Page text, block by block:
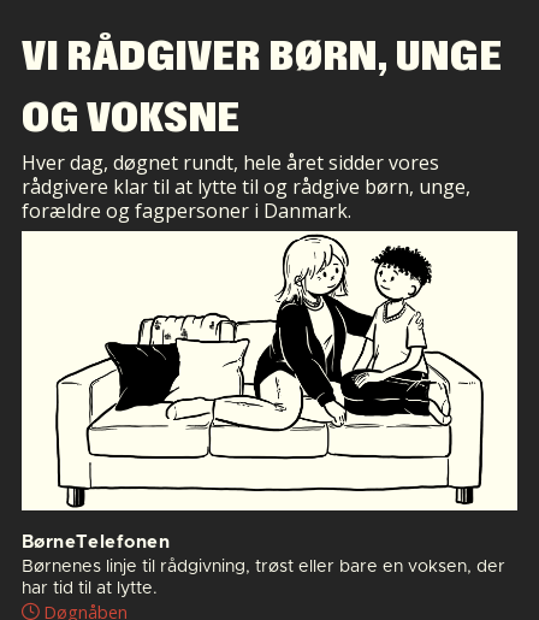
VI RÅDGIVER BØRN, UNGE
OG VOKSNE
Hver dag, døgnet rundt, hele året sidder vores
rådgivere klar til at lytte til og rådgive børn, unge,
forældre og fagpersoner i Danmark.
BørneTelefonen
Børnenes linje til rådgivning, trøst eller bare en voksen, der
har tid til at lytte.
Døgnåben